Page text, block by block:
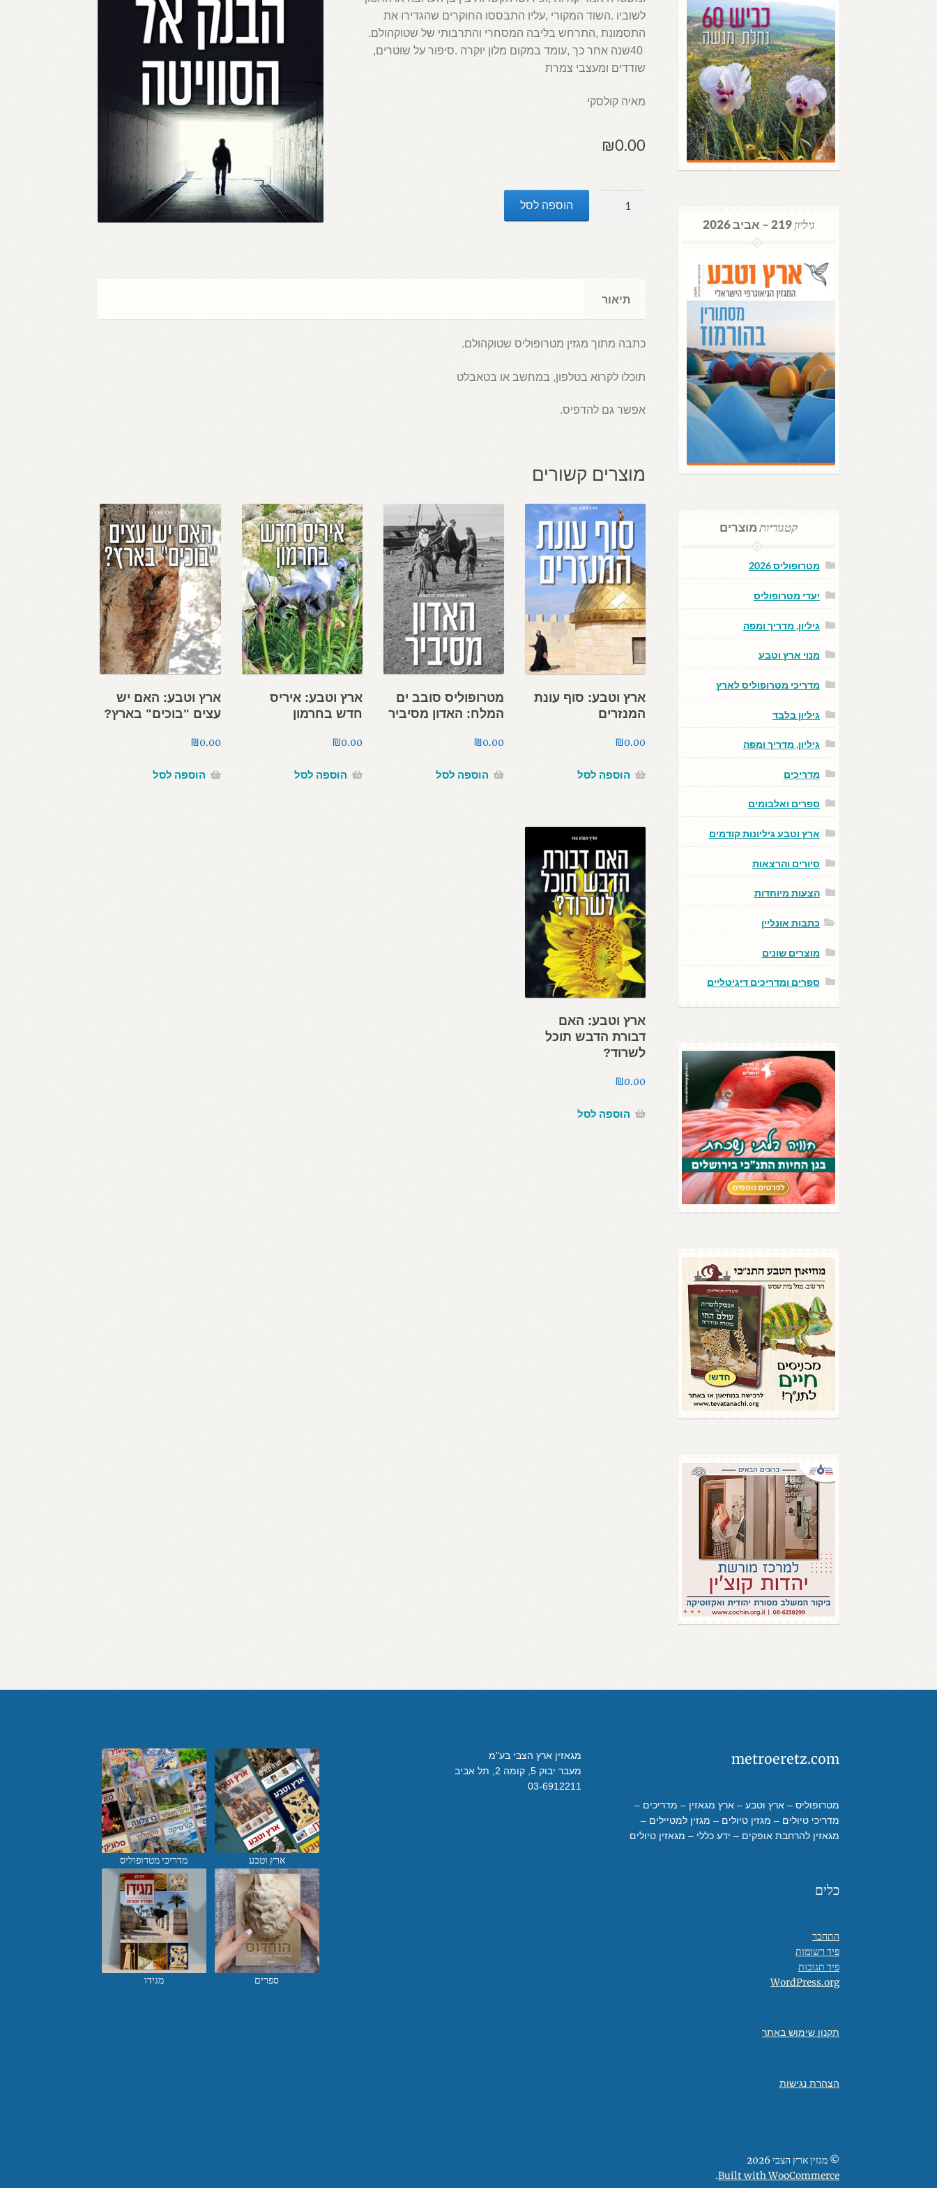
‬לשוביו‭. ‬השוד‭ ‬המקורי‭, ‬עליו‭ ‬התבססו‭ ‬החוקרים‭ ‬שהגדירו‭ ‬את‭
‬התסמונת‭, ‬התרחש‭ ‬בליבה‭ ‬המסחרי‭ ‬והתרבותי‭ ‬של‭ ‬שטוקהולם‭.
‬40‭ ‬שנה‭ ‬אחר‭ ‬כך‭, ‬עומד‭ ‬במקום‭ ‬מלון‭ ‬יוקרה‭. ‬סיפור‭ ‬על‭ ‬שוטרים‭,
‬שודדים‭ ‬ומעצבי‭ ‬צמרת
מאיה‭ ‬קולסקי
₪0.00
הסוויטה
הוספה לסל
תיאור
כתבה מתוך מגזין מטרופוליס שטוקהולם.
תוכלו לקרוא בטלפון, במחשב או בטאבלט
אפשר גם להדפיס.
מוצרים קשורים
ארץ וטבע: סוף עונת
המנזרים
₪0.00
הוספה לסל
מטרופוליס סובב ים
המלח: האדון מסיביר
₪0.00
הוספה לסל
ארץ וטבע: איריס
חדש בחרמון
₪0.00
הוספה לסל
ארץ וטבע: האם יש
עצים "בוכים" בארץ?
₪0.00
הוספה לסל
ארץ וטבע: האם
דבורת הדבש תוכל
לשרוד?
₪0.00
הוספה לסל
גיליון219 – אביב 2026
קטגוריותמוצרים
מטרופוליס 2026
יעדי מטרופוליס
גיליון, מדריך ומפה
מנוי ארץ וטבע
מדריכי מטרופוליס לארץ
גיליון בלבד
גיליון, מדריך ומפה
מדריכים
ספרים ואלבומים
ארץ וטבע גיליונות קודמים
סיורים והרצאות
הצעות מיוחדות
כתבות אונליין
מוצרים שונים
ספרים ומדריכים דיגיטליים
metroeretz.com
מטרופוליס – ארץ וטבע – ארץ מגאזין – מדריכים –
מדריכי טיולים – מגזין טיולים – מגזין למטיילים –
מגאזין להרחבת אופקים – ידע כללי – מגאזין טיולים
כלים
התחבר
פיד רשומות
פיד תגובות
WordPress.org
תקנון שימוש באתר
הצהרת נגישות
מגאזין ארץ הצבי בע"מ
מעבר יבוק 5, קומה 2, תל אביב
03-6912211
ארץ וטבע מדריכי מטרופוליס
ספרים מגידו
© מגזין ארץ הצבי 2026
Built with WooCommerce
.